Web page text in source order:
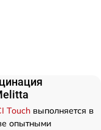
Touch выполняется в
опытными